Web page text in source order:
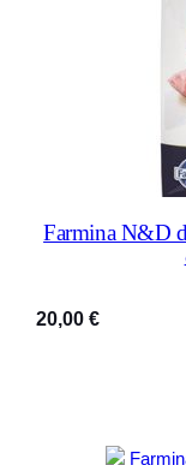
Farmina N&D
20,00 €